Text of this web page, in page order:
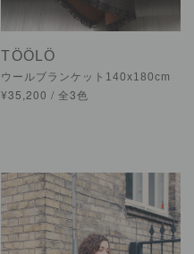
TÖÖLÖ
ウールブランケット140x180cm
¥35,200 / 全3色